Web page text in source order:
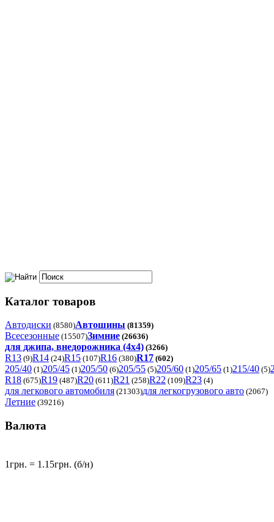
Каталог товаров
Автодиски (8580)Автошины (81359)
Всесезонные (15507)Зимние (26636)
для джипа, внедорожника (4x4) (3266)
R13 (9)R14 (24)R15 (107)R16 (380)R17 (602)
205/40 (1)205/45 (1)205/50 (6)205/55 (5)205/60 (1)205/65 (1)215/40 (5)
R18 (675)R19 (487)R20 (611)R21 (258)R22 (109)R23 (4)
для легкового автомобиля (21303)для легкогрузового авто (2067)
Летние (39216)
Валюта
1грн. = 1.15грн. (б/н)